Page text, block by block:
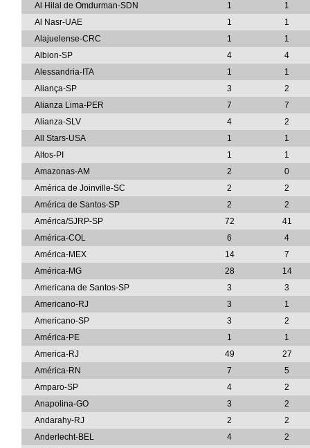
Al Hilal de Omdurman-SDN
1
1
Al Nasr-UAE
1
1
Alajuelense-CRC
1
1
Albion-SP
4
4
Alessandria-ITA
1
1
Aliança-SP
3
2
Alianza Lima-PER
7
7
Alianza-SLV
4
2
All Stars-USA
1
1
Altos-PI
1
1
Amazonas-AM
2
0
América de Joinville-SC
2
2
América de Santos-SP
2
2
América/SJRP-SP
72
41
América-COL
6
4
América-MEX
14
7
América-MG
28
14
Americana de Santos-SP
3
3
Americano-RJ
3
1
Americano-SP
3
2
América-PE
1
1
America-RJ
49
27
América-RN
7
5
Amparo-SP
4
2
Anapolina-GO
3
2
Andarahy-RJ
2
2
Anderlecht-BEL
4
2